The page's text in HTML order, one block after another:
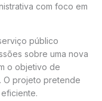
com foco em
público
sobre uma nova
o objetivo de
. O projeto pretende